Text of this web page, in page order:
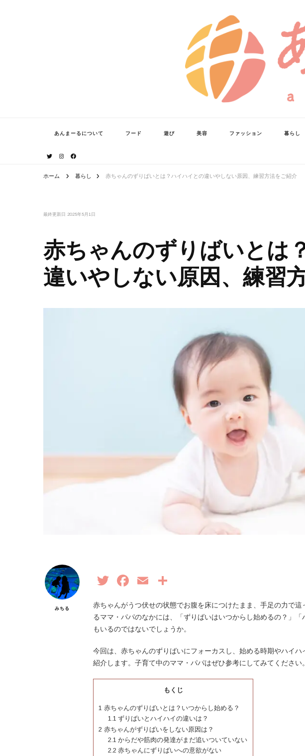
あんまーるについて フード 遊び 美容 ファッション 暮らし
ホーム 暮らし 赤ちゃんのずりばいとは？ハイハイとの違いやしない原因、練習方法をご紹介
最終更新日 2025年5月1日
赤ちゃんのずりばいとは
違いやしない原因、練習
みちる
TwitterFacebook
Email
有
赤ちゃんがうつ伏せの状態でお腹を床につけたまま、手足の力で
るママ・パパのなかには、「ずりばいはいつからし始めるの？」
もいるのではないでしょうか。
今回は、赤ちゃんのずりばいにフォーカスし、始める時期やハイ
紹介します。子育て中のママ・パパはぜひ参考にしてみてください。
もくじ
1 赤ちゃんのずりばいとは？いつからし始める？
1.1 ずりばいとハイハイの違いは？
2 赤ちゃんがずりばいをしない原因は？
2.1 からだや筋肉の発達がまだ追いついていない
2.2 赤ちゃんにずりばいへの意欲がない